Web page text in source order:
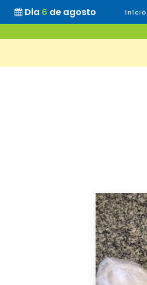
Dia 6 de agosto Início